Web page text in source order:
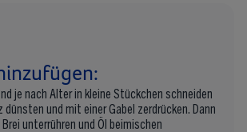
je nach Alter in kleine Stückchen schneiden
und mit einer Gabel zerdrücken. Dann
unterrühren und Öl beimischen